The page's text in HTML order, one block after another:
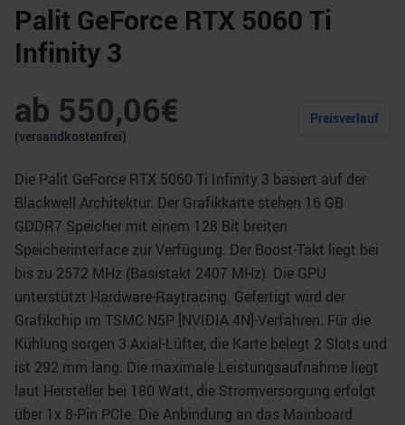
Palit GeForce RTX 5060 Ti
Infinity 3
ab 550,06€
(versandkostenfrei)
Preisverlauf
Die Palit GeForce RTX 5060 Ti Infinity 3 basiert auf der
Blackwell Architektur. Der Grafikkarte stehen 16 GB
GDDR7 Speicher mit einem 128 Bit breiten
Speicherinterface zur Verfügung. Der Boost-Takt liegt bei
bis zu 2572 MHz (Basistakt 2407 MHz). Die GPU
unterstützt Hardware-Raytracing. Gefertigt wird der
Grafikchip im TSMC N5P [NVIDIA 4N]-Verfahren. Für die
Kühlung sorgen 3 Axial-Lüfter, die Karte belegt 2 Slots und
ist 292 mm lang. Die maximale Leistungsaufnahme liegt
laut Hersteller bei 180 Watt, die Stromversorgung erfolgt
über 1x 8-Pin PCIe. Die Anbindung an das Mainboard